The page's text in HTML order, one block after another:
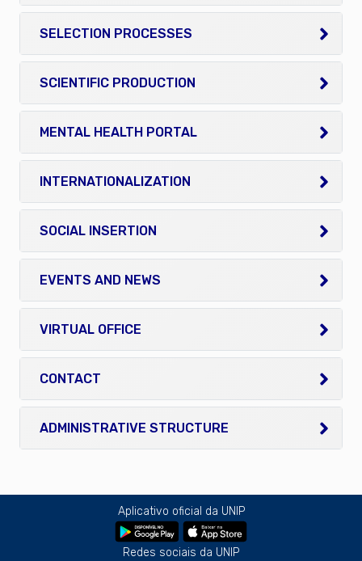
SELECTION PROCESSES
SCIENTIFIC PRODUCTION
MENTAL HEALTH PORTAL
INTERNATIONALIZATION
SOCIAL INSERTION
EVENTS AND NEWS
VIRTUAL OFFICE
CONTACT
ADMINISTRATIVE STRUCTURE
Aplicativo oficial da UNIP
Redes sociais da UNIP